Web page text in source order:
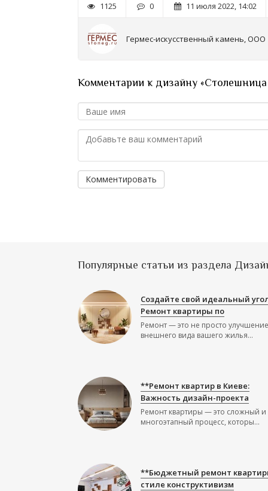
1125 0 11 июля 2022, 14:02
Гермес-искусственный камень, ООО
Комментарии к дизайну
Комментировать
Популярные статьи из раздела
Создайте свой идеальный
Ремонт квартиры по
Ремонт — это не просто улучшение
внешнего вида вашего жилья...
**Ремонт квартир в Киеве:
Важность дизайн-проекта
Ремонт квартиры — это сложный и
многоэтапный процесс, которы...
**Бюджетный ремонт
стиле конструктивизм